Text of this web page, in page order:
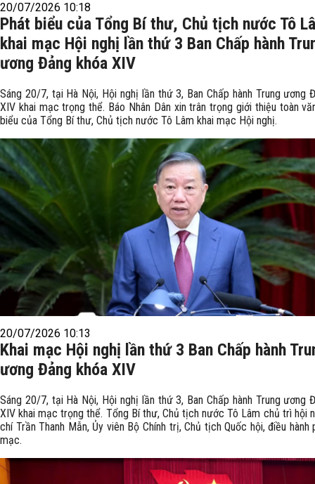
20/07/2026 10:18
Phát biểu của Tổng Bí thư, Chủ tịch nước Tô
khai mạc Hội nghị lần thứ 3 Ban Chấp hành
ương Đảng khóa XIV
Sáng 20/7, tại Hà Nội, Hội nghị lần thứ 3, Ban Chấp hành Trung ương
XIV khai mạc trọng thể. Báo Nhân Dân xin trân trọng giới thiệu toàn
biểu của Tổng Bí thư, Chủ tịch nước Tô Lâm khai mạc Hội nghị.
20/07/2026 10:13
Khai mạc Hội nghị lần thứ 3 Ban Chấp hành
ương Đảng khóa XIV
Sáng 20/7, tại Hà Nội, Hội nghị lần thứ 3, Ban Chấp hành Trung ương
XIV khai mạc trọng thể. Tổng Bí thư, Chủ tịch nước Tô Lâm chủ trì hội
chí Trần Thanh Mẫn, Ủy viên Bộ Chính trị, Chủ tịch Quốc hội, điều hành
mạc.